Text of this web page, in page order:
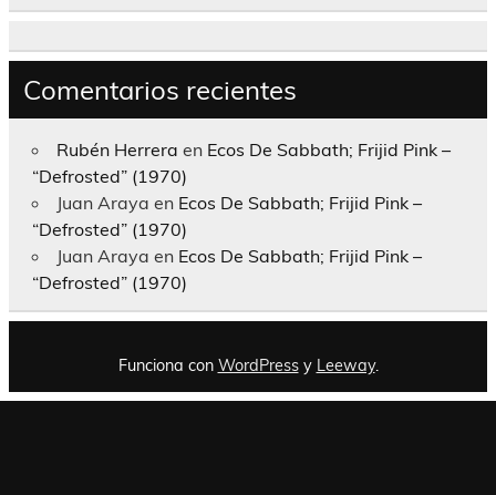
Comentarios recientes
Rubén Herrera en Ecos De Sabbath; Frijid Pink –
“Defrosted” (1970)
Juan Araya en Ecos De Sabbath; Frijid Pink –
“Defrosted” (1970)
Juan Araya en Ecos De Sabbath; Frijid Pink –
“Defrosted” (1970)
Funciona con WordPressy Leeway.